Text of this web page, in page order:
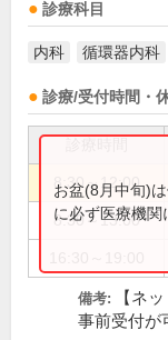
診療科目
内科 循環器内科
診療/受付時間・
8:30～12:00
8:30～13:00
お盆(8月中旬)
に必ず医療機関
備考:
【ネ
事前受付が